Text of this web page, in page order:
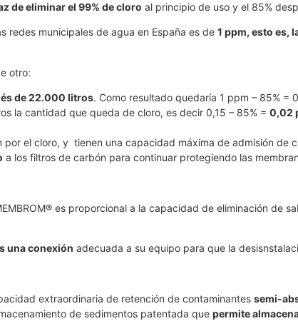
de eliminar el 99% de cloro al principio de uso y el 85%
redes municipales de agua en España es de 1 ppm, esto es,
otro:
de 22.000 litros. Como resultado quedaría 1 ppm – 85% =
la cantidad que queda de cloro, es decir 0,15 – 85% = 0,02
por el cloro, y tienen una capacidad máxima de admisión de
a los filtros de carbón para continuar protegiendo las
es proporcional a la capacidad de eliminación de
una conexión adecuada a su equipo para que la
extraordinaria de retención de contaminantes semi-
de sedimentos patentada que permite